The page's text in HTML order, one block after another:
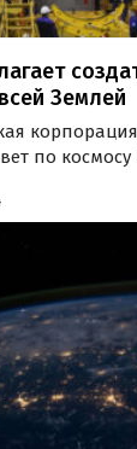
Землей
по космосу
орбите